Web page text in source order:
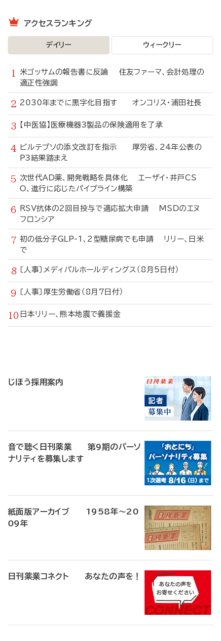
アクセスランキング
デイリー ウィークリー
米ゴッサムの報告書に反論 住友ファーマ、会計処理の
適正性強調
2030年までに黒字化目指す オンコリス・浦田社長
【中医協】医療機器3製品の保険適用を了承
ビルテプソの添文改訂を指示 厚労省、24年公表の
P3結果踏まえ
次世代AD薬、開発戦略を具体化 エーザイ・井戸CS
O、進行に応じたパイプライン構築
RSV抗体の2回目投与で適応拡大申請 MSDのエヌ
フロンシア
初の低分子GLP-1、2型糖尿病でも申請 リリー、日米
で
〔人事〕メディパルホールディングス（8月5日付）
〔人事〕厚生労働省（8月7日付）
日本リリー、熊本地震で義援金
じほう採用案内
音で聴く日刊薬業 第9期のパーソ
ナリティを募集します
紙面版アーカイブ 1958年～20
09年
日刊薬業コネクト あなたの声を！